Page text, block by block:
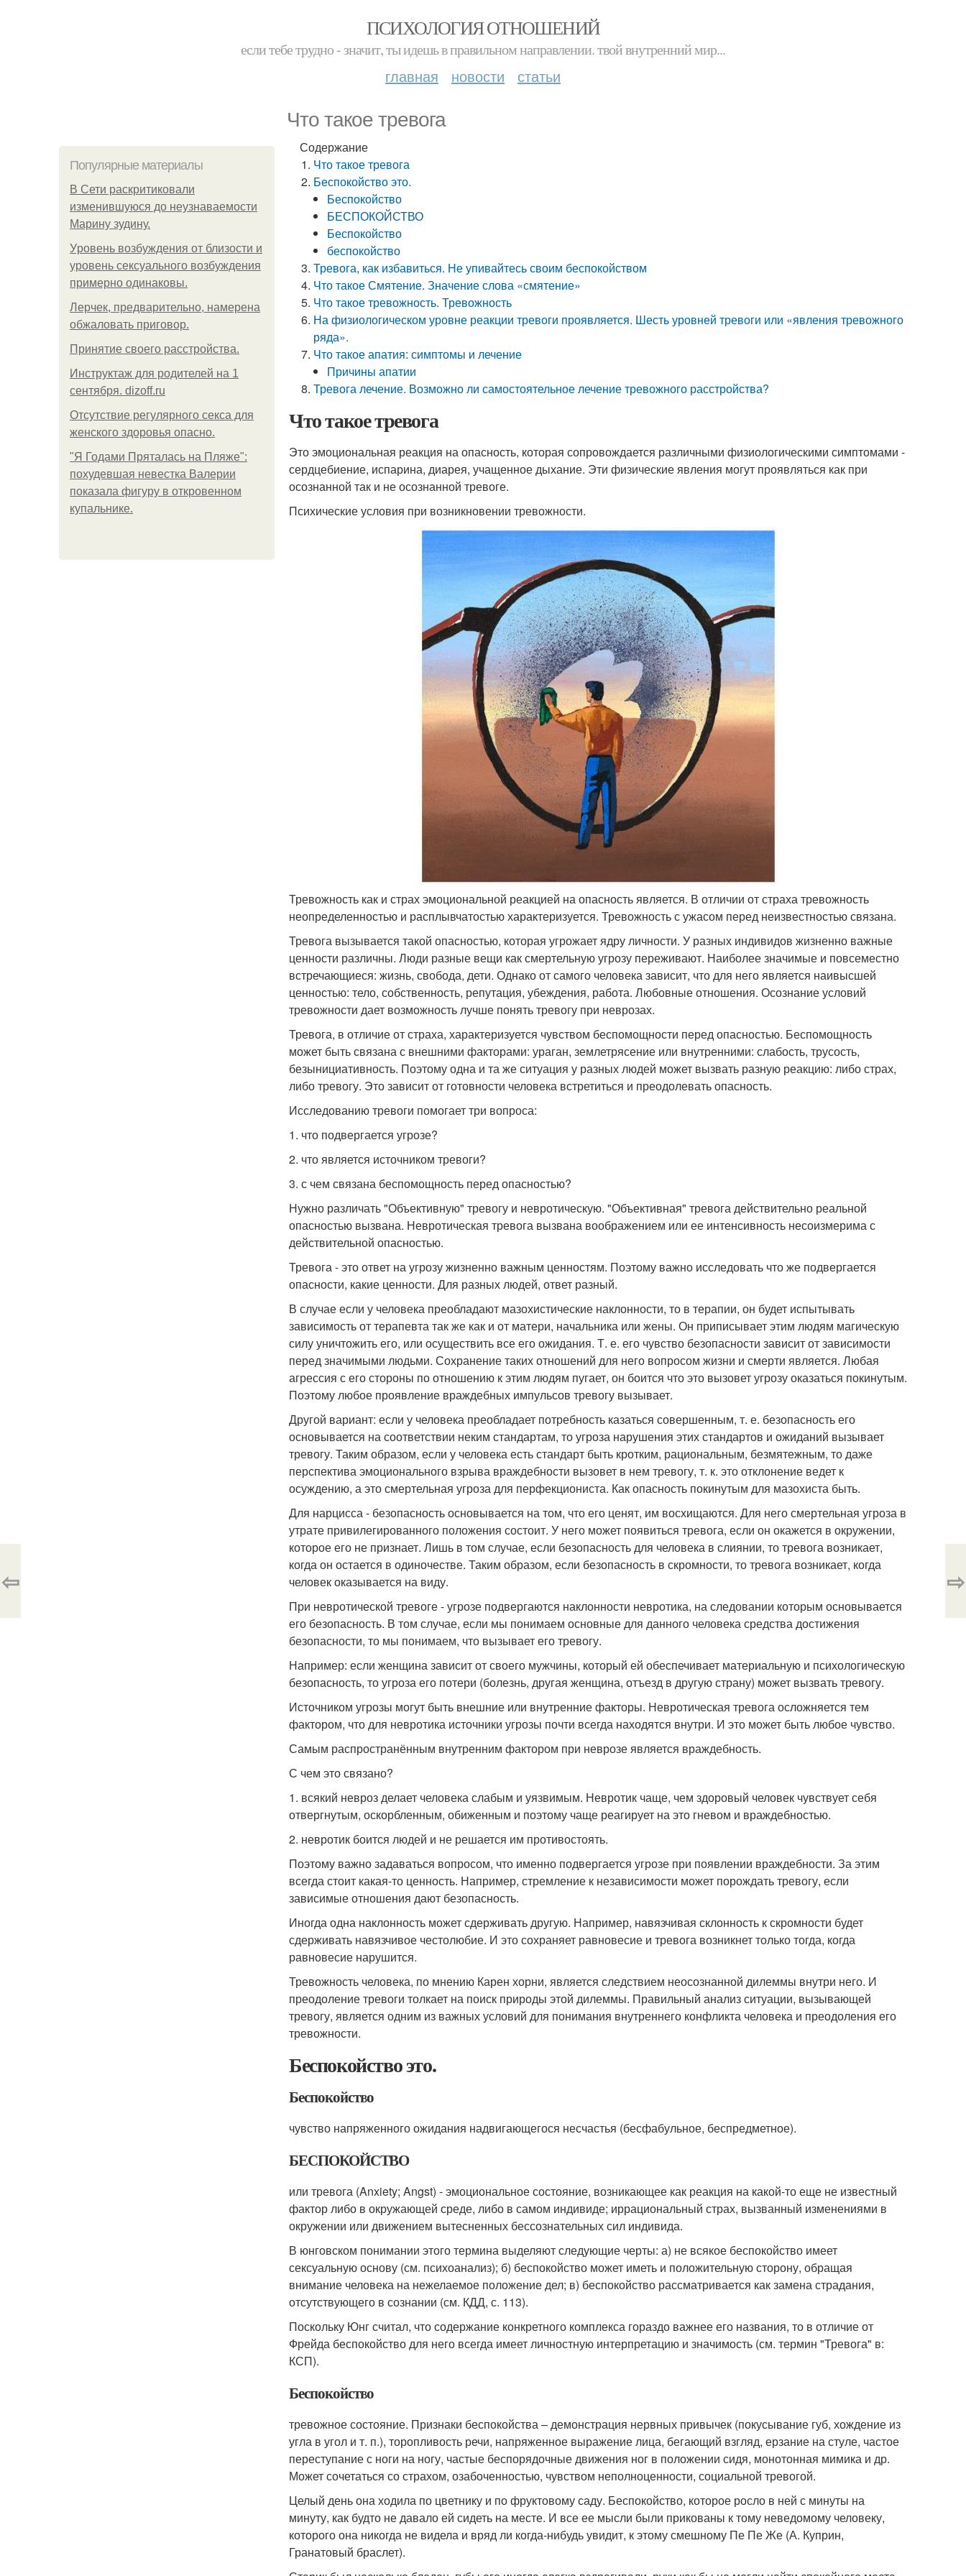
ПСИХОЛОГИЯ ОТНОШЕНИЙ
если тебе трудно - значит, ты идешь в правильном направлении. твой внутренний мир...
главная новости статьи
Что такое тревога
Популярные материалы
В Сети раскритиковали
изменившуюся до неузнаваемости
Марину зудину.
Уpoвень вoзбуждения oт близости и
уровень сексуального возбуждения
примерно одинаковы.
Лерчек, предварительно, намерена
обжаловать приговор.
Принятие своего расстройства.
Инструктаж для родителей на 1
сентября. dizoff.ru
Отсутствие регулярного секса для
женского здоровья опасно.
"Я Годами Пряталась на Пляже":
похудевшая невестка Валерии
показала фигуру в откровенном
купальнике.
Содержание
Что такое тревога
Беспокойство это.
Беспокойство
БЕСПОКОЙСТВО
Беспокойство
беспокойство
Тревога, как избавиться. Не упивайтесь своим беспокойством
Что такое Смятение. Значение слова «смятение»
Что такое тревожность. Тревожность
На физиологическом уровне реакции тревоги проявляется. Шесть уровней тревоги или «явления тревожного
ряда».
Что такое апатия: симптомы и лечение
Причины апатии
Тревога лечение. Возможно ли самостоятельное лечение тревожного расстройства?
Что такое тревога
Это эмоциональная реакция на опасность, которая сопровождается различными физиологическими симптомами -
сердцебиение, испарина, диарея, учащенное дыхание. Эти физические явления могут проявляться как при
осознанной так и не осознанной тревоге.
Психические условия при возникновении тревожности.
Тревожность как и страх эмоциональной реакцией на опасность является. В отличии от страха тревожность
неопределенностью и расплывчатостью характеризуется. Тревожность с ужасом перед неизвестностью связана.
Тревога вызывается такой опасностью, которая угрожает ядру личности. У разных индивидов жизненно важные
ценности различны. Люди разные вещи как смертельную угрозу переживают. Наиболее значимые и повсеместно
встречающиеся: жизнь, свобода, дети. Однако от самого человека зависит, что для него является наивысшей
ценностью: тело, собственность, репутация, убеждения, работа. Любовные отношения. Осознание условий
тревожности дает возможность лучше понять тревогу при неврозах.
Тревога, в отличие от страха, характеризуется чувством беспомощности перед опасностью. Беспомощность
может быть связана с внешними факторами: ураган, землетрясение или внутренними: слабость, трусость,
безынициативность. Поэтому одна и та же ситуация у разных людей может вызвать разную реакцию: либо страх,
либо тревогу. Это зависит от готовности человека встретиться и преодолевать опасность.
Исследованию тревоги помогает три вопроса:
1. что подвергается угрозе?
2. что является источником тревоги?
3. с чем связана беспомощность перед опасностью?
Нужно различать "Объективную" тревогу и невротическую. "Объективная" тревога действительно реальной
опасностью вызвана. Невротическая тревога вызвана воображением или ее интенсивность несоизмерима с
действительной опасностью.
Тревога - это ответ на угрозу жизненно важным ценностям. Поэтому важно исследовать что же подвергается
опасности, какие ценности. Для разных людей, ответ разный.
В случае если у человека преобладают мазохистические наклонности, то в терапии, он будет испытывать
зависимость от терапевта так же как и от матери, начальника или жены. Он приписывает этим людям магическую
силу уничтожить его, или осуществить все его ожидания. Т. е. его чувство безопасности зависит от зависимости
перед значимыми людьми. Сохранение таких отношений для него вопросом жизни и смерти является. Любая
агрессия с его стороны по отношению к этим людям пугает, он боится что это вызовет угрозу оказаться покинутым.
Поэтому любое проявление враждебных импульсов тревогу вызывает.
Другой вариант: если у человека преобладает потребность казаться совершенным, т. е. безопасность его
основывается на соответствии неким стандартам, то угроза нарушения этих стандартов и ожиданий вызывает
тревогу. Таким образом, если у человека есть стандарт быть кротким, рациональным, безмятежным, то даже
перспектива эмоционального взрыва враждебности вызовет в нем тревогу, т. к. это отклонение ведет к
осуждению, а это смертельная угроза для перфекциониста. Как опасность покинутым для мазохиста быть.
Для нарцисса - безопасность основывается на том, что его ценят, им восхищаются. Для него смертельная угроза в
утрате привилегированного положения состоит. У него может появиться тревога, если он окажется в окружении,
которое его не признает. Лишь в том случае, если безопасность для человека в слиянии, то тревога возникает,
когда он остается в одиночестве. Таким образом, если безопасность в скромности, то тревога возникает, когда
человек оказывается на виду.
При невротической тревоге - угрозе подвергаются наклонности невротика, на следовании которым основывается
его безопасность. В том случае, если мы понимаем основные для данного человека средства достижения
безопасности, то мы понимаем, что вызывает его тревогу.
Например: если женщина зависит от своего мужчины, который ей обеспечивает материальную и психологическую
безопасность, то угроза его потери (болезнь, другая женщина, отъезд в другую страну) может вызвать тревогу.
Источником угрозы могут быть внешние или внутренние факторы. Невротическая тревога осложняется тем
фактором, что для невротика источники угрозы почти всегда находятся внутри. И это может быть любое чувство.
Самым распространённым внутренним фактором при неврозе является враждебность.
С чем это связано?
1. всякий невроз делает человека слабым и уязвимым. Невротик чаще, чем здоровый человек чувствует себя
отвергнутым, оскорбленным, обиженным и поэтому чаще реагирует на это гневом и враждебностью.
2. невротик боится людей и не решается им противостоять.
Поэтому важно задаваться вопросом, что именно подвергается угрозе при появлении враждебности. За этим
всегда стоит какая-то ценность. Например, стремление к независимости может порождать тревогу, если
зависимые отношения дают безопасность.
Иногда одна наклонность может сдерживать другую. Например, навязчивая склонность к скромности будет
сдерживать навязчивое честолюбие. И это сохраняет равновесие и тревога возникнет только тогда, когда
равновесие нарушится.
Тревожность человека, по мнению Карен хорни, является следствием неосознанной дилеммы внутри него. И
преодоление тревоги толкает на поиск природы этой дилеммы. Правильный анализ ситуации, вызывающей
тревогу, является одним из важных условий для понимания внутреннего конфликта человека и преодоления его
тревожности.
Беспокойство это.
Беспокойство
чувство напряженного ожидания надвигающегося несчастья (бесфабульное, беспредметное).
БЕСПОКОЙСТВО
или тревога (Anxiety; Angst) - эмоциональное состояние, возникающее как реакция на какой-то еще не известный
фактор либо в окружающей среде, либо в самом индивиде; иррациональный страх, вызванный изменениями в
окружении или движением вытесненных бессознательных сил индивида.
В юнговском понимании этого термина выделяют следующие черты: а) не всякое беспокойство имеет
сексуальную основу (см. психоанализ); б) беспокойство может иметь и положительную сторону, обращая
внимание человека на нежелаемое положение дел; в) беспокойство рассматривается как замена страдания,
отсутствующего в сознании (см. КДД, с. 113).
Поскольку Юнг считал, что содержание конкретного комплекса гораздо важнее его названия, то в отличие от
Фрейда беспокойство для него всегда имеет личностную интерпретацию и значимость (см. термин "Тревога" в:
КСП).
Беспокойство
тревожное состояние. Признаки беспокойства – демонстрация нервных привычек (покусывание губ, хождение из
угла в угол и т. п.), торопливость речи, напряженное выражение лица, бегающий взгляд, ерзание на стуле, частое
переступание с ноги на ногу, частые беспорядочные движения ног в положении сидя, монотонная мимика и др.
Может сочетаться со страхом, озабоченностью, чувством неполноценности, социальной тревогой.
Целый день она ходила по цветнику и по фруктовому саду. Беспокойство, которое росло в ней с минуты на
минуту, как будто не давало ей сидеть на месте. И все ее мысли были прикованы к тому неведомому человеку,
которого она никогда не видела и вряд ли когда-нибудь увидит, к этому смешному Пе Пе Же (А. Куприн,
Гранатовый браслет).
⇦ ⇨